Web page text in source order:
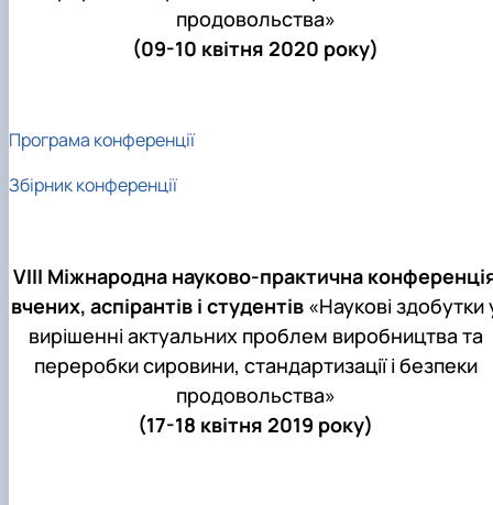
продовольства»
(09-10 квітня 2020 року)
Програма конференції
Збірник конференції
VІІI Міжнародна науково-практична
вчених, аспірантів і студентів «Наукові здобутки
вирішенні актуальних проблем виробництва та
переробки сировини, стандартизації і безпеки
продовольства»
(17-18 квітня 2019 року)